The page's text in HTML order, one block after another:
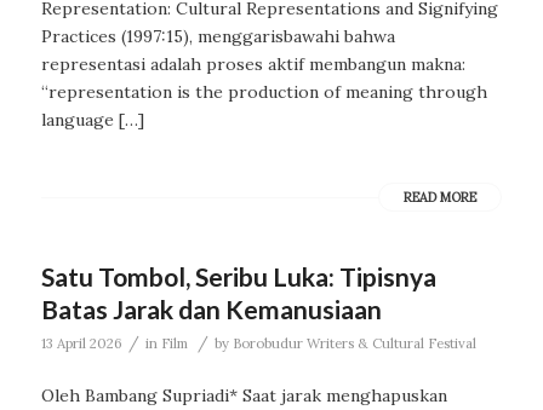
Representation: Cultural Representations and Signifying
Practices (1997:15), menggarisbawahi bahwa
representasi adalah proses aktif membangun makna:
“representation is the production of meaning through
language […]
READ MORE
Satu Tombol, Seribu Luka: Tipisnya
Batas Jarak dan Kemanusiaan
13 April 2026 / in Film / by Borobudur Writers & Cultural Festival
Oleh Bambang Supriadi* Saat jarak menghapuskan